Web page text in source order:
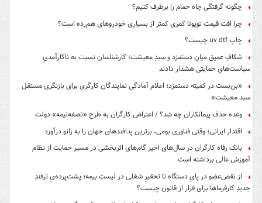
چگونه گرفتگی چاه حمام را برطرف کنیم؟
چرا افت قیمت تویوتا کمری کمتر از بسیاری خودروهای هم‌رده است؟
چاپ uv dtf چیست؟
شکافِ عمیق میان دستمزد و سبدِ معیشت؛ کارشناسان نسبت به ناکارآمدیِ
سیاست‌هایِ حمایتی هشدار دادند
«بن‌بست در کمیته دستمزد؛ اعلام آمادگی نمایندگان کارگری برای بازنگری مستقل
سبد معیشت»
وعده حذف پیمانکاران چه شد؟ / اعتراض کارگران به طرح «نصفه‌نیمه» دولت
اقتدار ایرانی؛ وقتی فناوری بومی، برترین پدافندهای جهان را به زانو درآورد
بانک رفاه کارگران در سال‌های اخیر گام‌های اثربخشی در مسیر حمایت از نظام
آموزش عالی برداشته است
از نقص‌عضو در پایِ دستگاه تا تحقیرِ شغلی در لیستِ بیمه؛ پشت‌پرده‌یِ ترفندِ
جدیدِ کارفرماها برای فرار از قانون چیست؟